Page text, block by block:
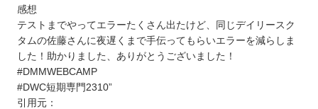
感想
テストまでやってエラーたくさん出たけど、同じデイリースク
タムの佐藤さんに夜遅くまで手伝ってもらいエラーを減らしま
した！助かりました、ありがとうございました！
#DMMWEBCAMP
#DWC短期専門2310”
引用元：